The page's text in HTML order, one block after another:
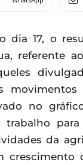
dia 17, o
referente
no
trabalho
da